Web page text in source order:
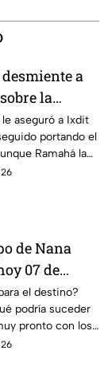
a
la
del Pin
integrante
en
24/7
aseguró a Ixdit
portando el
Ramahá la
al balcón
de Nana
07 de
signos
de estar
pronto de
y
el destino?
podría suceder
pronto con los
Nana Calistar;